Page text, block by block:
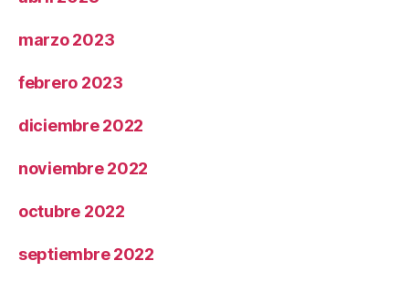
marzo 2023
febrero 2023
diciembre 2022
noviembre 2022
octubre 2022
septiembre 2022